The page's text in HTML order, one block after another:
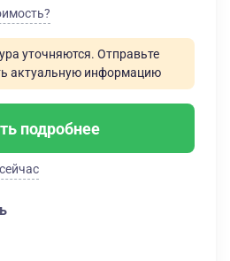
уточняются. Отправьте
актуальную информацию
подробнее